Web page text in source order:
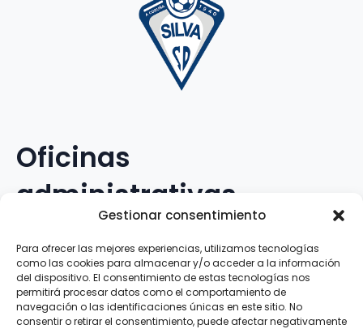
Gestionar consentimiento
Para ofrecer las mejores experiencias, utilizamos tecnologías
como las cookies para almacenar y/o acceder a la información
del dispositivo. El consentimiento de estas tecnologías nos
permitirá procesar datos como el comportamiento de
navegación o las identificaciones únicas en este sitio. No
consentir o retirar el consentimiento, puede afectar negativamente
Oficinas
administrativas
Avenida Galileo Galilei, 12
15.008 · A Coruña · España
Teléfono:881.069.303